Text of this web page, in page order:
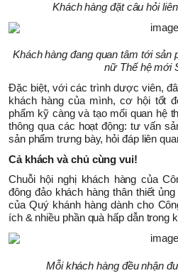
Khách hàng đặt câu hỏi
Khách hàng đang quan tâm tới sản
nữ Thế hệ mới
Đặc biệt, với các trình dược viên,
khách hàng của mình, cơ hội tốt
phẩm kỹ càng và tạo mối quan hệ
thông qua các hoạt động: tư vấn
sản phẩm trưng bày, hỏi đáp liên
Cả khách và chủ cùng vui!
Chuỗi hội nghị khách hàng của
đông đảo khách hàng thân thiết
của Quý khánh hàng dành cho
ích & nhiều phần quà hấp dẫn trong
Mỗi khách hàng đều nhận